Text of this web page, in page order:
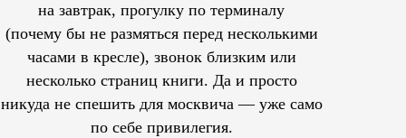
на завтрак, прогулку по терминалу
(почему бы не размяться перед несколькими
часами в кресле), звонок близким или
несколько страниц книги. Да и просто
никуда не спешить для москвича — уже само
по себе привилегия.